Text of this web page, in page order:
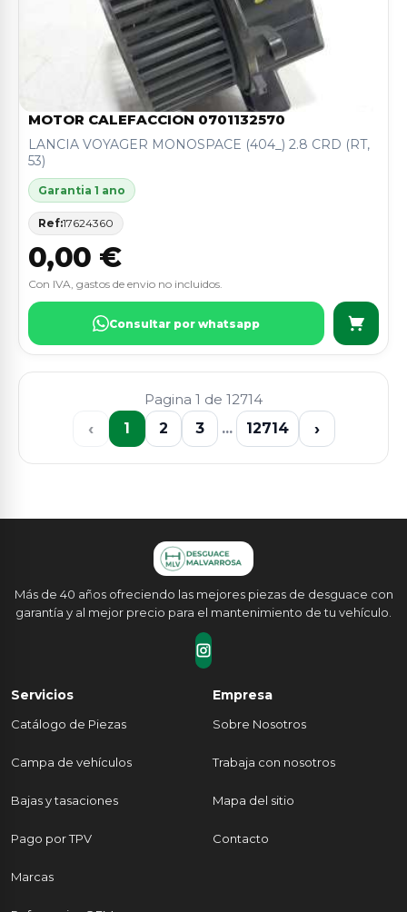
MOTOR CALEFACCION 0701132570
LANCIA VOYAGER MONOSPACE (404_) 2.8 CRD (RT,
53)
Garantia 1 ano
Ref:17624360
0,00 €
Con IVA, gastos de envio no incluidos.
Consultar por whatsapp
Pagina 1 de 12714
‹ 1 2 3 ... 12714 ›
Más de 40 años ofreciendo las mejores piezas de desguace con
garantía y al mejor precio para el mantenimiento de tu vehículo.
Servicios
Catálogo de Piezas
Campa de vehículos
Bajas y tasaciones
Pago por TPV
Marcas
Empresa
Sobre Nosotros
Trabaja con nosotros
Mapa del sitio
Contacto